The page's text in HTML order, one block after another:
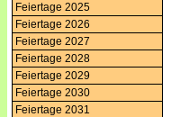
Feiertage 2025
Feiertage 2026
Feiertage 2027
Feiertage 2028
Feiertage 2029
Feiertage 2030
Feiertage 2031